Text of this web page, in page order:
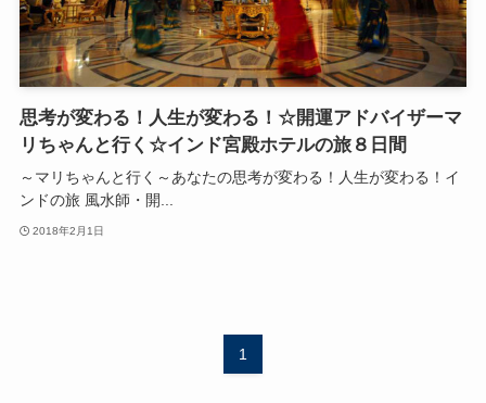
思考が変わる！人生が変わる！☆開運アドバイザーマ
リちゃんと行く☆インド宮殿ホテルの旅８日間
～マリちゃんと行く～あなたの思考が変わる！人生が変わる！イ
ンドの旅 風水師・開...
2018年2月1日
1